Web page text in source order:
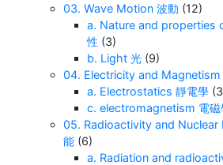
03. Wave Motion 波動 (12)
a. Nature and properties
性 (3)
b. Light 光 (9)
04. Electricity and Magnetism
a. Electrostatics 靜電學
c. electromagnetism 電磁
05. Radioactivity and Nuclear
能 (6)
a. Radiation and